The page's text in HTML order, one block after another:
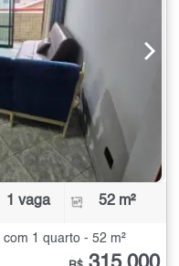
1 vaga 52 m²
1 quarto - 52 m²